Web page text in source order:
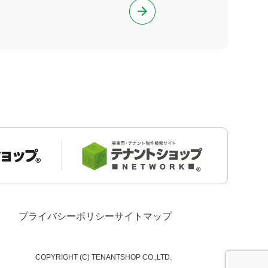
プライバシーポリシーサイトマップ
COPYRIGHT (C) TENANTSHOP CO.,LTD.